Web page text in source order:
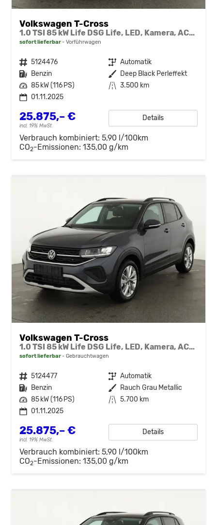
Volkswagen T-Cross
1.0 TSI 85 kW Life DSG Life, LED, Kamera, ACC, Side, Winter, 17-Zoll, 3-J. Garantie
sofort lieferbar Vorführwagen
Fahrzeugnr. 5124476 Getriebe Automatik
Kraftstoff Benzin Außenfarbe Deep Black Perleffekt
Leistung 85 kW (116 PS) Kilometerstand 3.500 km
01.11.2025
25.875,– €
incl. 19% MwSt.
Details
Verbrauch kombiniert: 5,90 l/100km
CO2-Emissionen: 135,00 g/km
Volkswagen T-Cross
1.0 TSI 85 kW Life DSG Life, LED, Kamera, ACC, Side, Winter, 17-Zoll, 3-J. Garantie
sofort lieferbar Gebrauchtwagen
Fahrzeugnr. 5124477 Getriebe Automatik
Kraftstoff Benzin Außenfarbe Rauch Grau Metallic
Leistung 85 kW (116 PS) Kilometerstand 5.700 km
01.11.2025
25.875,– €
incl. 19% MwSt.
Details
Verbrauch kombiniert: 5,90 l/100km
CO2-Emissionen: 135,00 g/km